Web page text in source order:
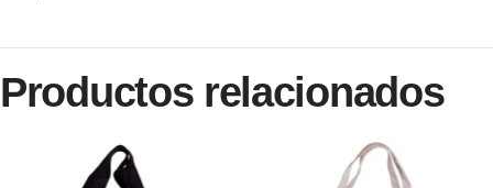
Productos relacionados